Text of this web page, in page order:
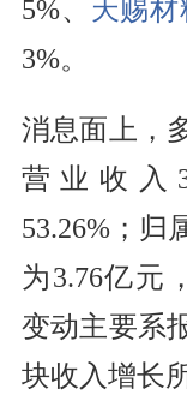
5%、 天赐材
3%。
消息面上，
营业收入
53.26%；归
为3.76亿元
变动主要系
块收入增长